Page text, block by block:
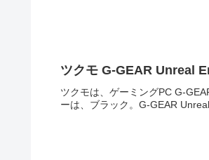
ツクモ G-GEAR Unreal
ツクモは、ゲーミングPC G-
ーは、ブラック。G-GEAR